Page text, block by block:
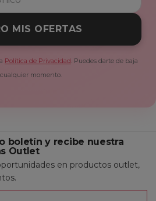
MIS OFERTAS
Política de Privacidad. Puedes darte de baja
momento.
boletín y recibe nuestra
Outlet
en productos outlet,